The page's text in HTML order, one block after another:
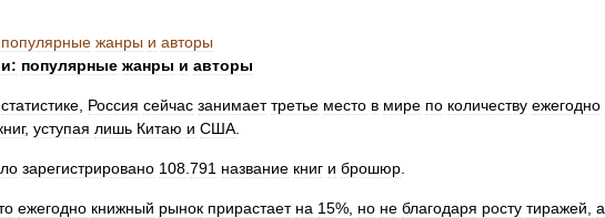
популярные жанры и авторы
популярные жанры и авторы
статистике Россия сейчас занимает третье место в мире по количеству ежегодно
, уступая лишь Китаю и США
зарегистрировано 108 791 название книг и брошюр
ежегодно книжный рынок прирастает на 15%, но не благодаря росту тиражей а